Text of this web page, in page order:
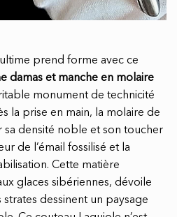
prend forme avec ce
damas et manche en molaire
monument de technicité
la prise en main, la molaire de
densité noble et son toucher
de l’émail fossilisé et la
Cette matière
glaces sibériennes, dévoile
dessinent un paysage